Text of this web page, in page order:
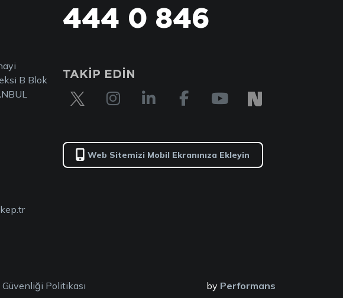
B Blok
444 0 846
TAKİP EDİN
Web Sitemizi Mobil Ekranınıza Ekleyin
Politikası by Performans